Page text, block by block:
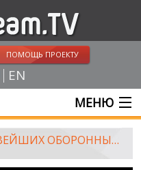
ПОМОЩЬ ПРОЕКТУ
EN
МЕНЮ
ВЫСТАВКА НОВЕЙШИХ ОБОРОННЫХ ТЕХНОЛОГИЙ В КИЕВЕ